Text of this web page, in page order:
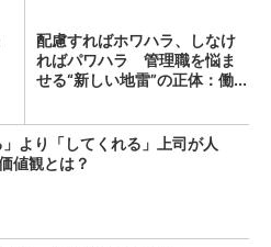
配慮すればホワハラ、しなけ
ればパワハラ 管理職を悩ま
せる“新しい地雷”の正体：働...
」より「してくれる」上司が人
値観とは？